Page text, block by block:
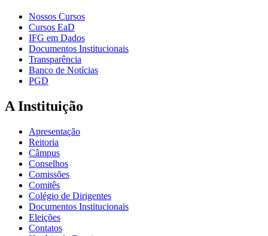
Nossos Cursos
Cursos EaD
IFG em Dados
Documentos Institucionais
Transparência
Banco de Notícias
PGD
A Instituição
Apresentação
Reitoria
Câmpus
Conselhos
Comissões
Comitês
Colégio de Dirigentes
Documentos Institucionais
Eleições
Contatos